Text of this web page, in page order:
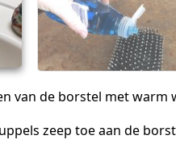
van de borstel met warm
zeep toe aan de